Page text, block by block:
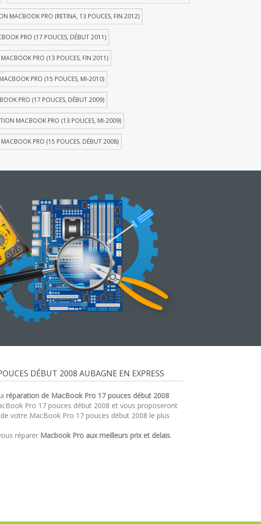
MACBOOK PRO (RETINA, 13 POUCES, FIN 2012)
PRO (17 POUCES, DÉBUT 2011)
PRO (13 POUCES, FIN 2011)
PRO (15 POUCES, MI-2010)
PRO (17 POUCES, DÉBUT 2009)
MACBOOK PRO (13 POUCES, MI-2009)
MACBOOK PRO (15 POUCES, DÉBUT 2008)
DÉBUT 2008 AUBAGNE EN EXPRESS
réparation de MacBook Pro 17 pouces début 2008
Pro 17 pouces début 2008 et vous proposeront
votre MacBook Pro 17 pouces début 2008 le plus
réparer Macbook Pro aux meilleurs prix et delais.